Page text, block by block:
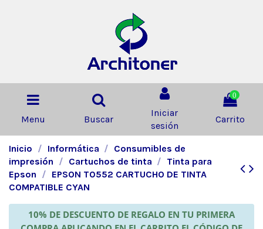
Menu Buscar
Iniciar
sesión
0
Carrito
Inicio Informática
Consumibles de
impresión
Cartuchos de tinta
Tinta para
Epson
EPSON T0552 CARTUCHO DE TINTA
COMPATIBLE CYAN
10% DE DESCUENTO DE REGALO EN TU PRIMERA